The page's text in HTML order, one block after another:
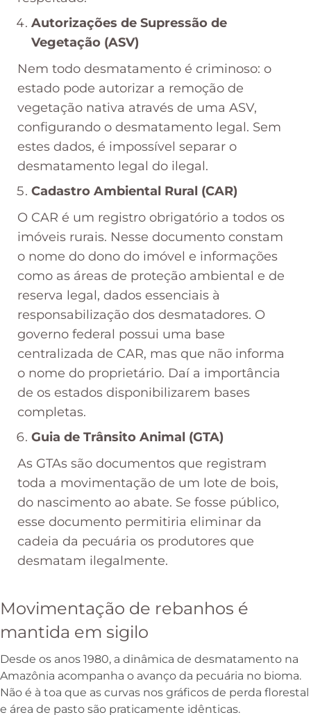
Autorizações de Supressão de
Vegetação (ASV)
Nem todo desmatamento é criminoso: o
estado pode autorizar a remoção de
vegetação nativa através de uma ASV,
configurando o desmatamento legal. Sem
estes dados, é impossível separar o
desmatamento legal do ilegal.
Cadastro Ambiental Rural (CAR)
O CAR é um registro obrigatório a todos os
imóveis rurais. Nesse documento constam
o nome do dono do imóvel e informações
como as áreas de proteção ambiental e de
reserva legal, dados essenciais à
responsabilização dos desmatadores. O
governo federal possui uma base
centralizada de CAR, mas que não informa
o nome do proprietário. Daí a importância
de os estados disponibilizarem bases
completas.
Guia de Trânsito Animal (GTA)
As GTAs são documentos que registram
toda a movimentação de um lote de bois,
do nascimento ao abate. Se fosse público,
esse documento permitiria eliminar da
cadeia da pecuária os produtores que
desmatam ilegalmente.
Movimentação de rebanhos é
mantida em sigilo
Desde os anos 1980, a dinâmica de desmatamento na
Amazônia acompanha o avanço da pecuária no bioma.
Não é à toa que as curvas nos gráficos de perda florestal
e área de pasto são praticamente idênticas.